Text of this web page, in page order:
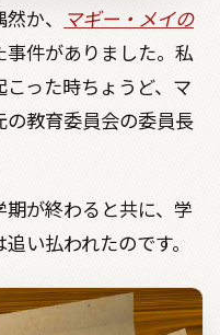
か、
マギー・メイの
件がありました。私
った時ちょうど、マ
教育委員会の委員長
期が終わると共に、学
追い払われたのです。